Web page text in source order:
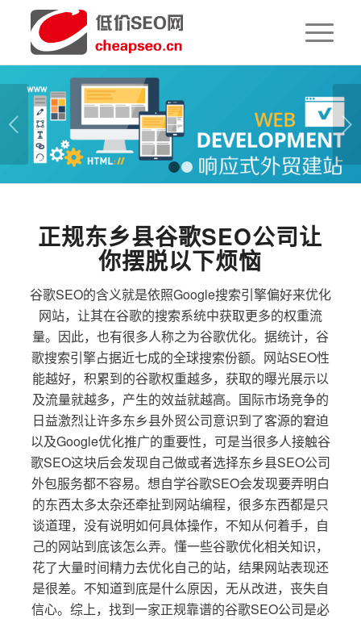
下一页
1 2
正规东乡县谷歌SEO公司让
你摆脱以下烦恼
谷歌SEO的含义就是依照Google搜索引擎偏好来优化
网站，让其在谷歌的搜索系统中获取更多的权重流
量。因此，也有很多人称之为谷歌优化。据统计，谷
歌搜索引擎占据近七成的全球搜索份额。网站SEO性
能越好，积累到的谷歌权重越多，获取的曝光展示以
及流量就越多，产生的效益就越高。国际市场竞争的
日益激烈让许多东乡县外贸公司意识到了客源的窘迫
以及Google优化推广的重要性，可是当很多人接触谷
歌SEO这块后会发现自己做或者选择东乡县SEO公司
外包服务都不容易。想自学谷歌SEO会发现要弄明白
的东西太多太杂还牵扯到网站编程，很多东西都是只
谈道理，没有说明如何具体操作，不知从何着手，自
己的网站到底该怎么弄。懂一些谷歌优化相关知识，
花了大量时间精力去优化自己的站，结果网站表现还
是很差。不知道到底是什么原因，无从改进，丧失自
信心。综上，找到一家正规靠谱的谷歌SEO公司是必